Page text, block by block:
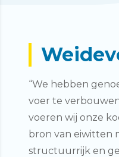
“We hebben
voer te
voeren wij onze
bron van eiwitten
structuurrijk en